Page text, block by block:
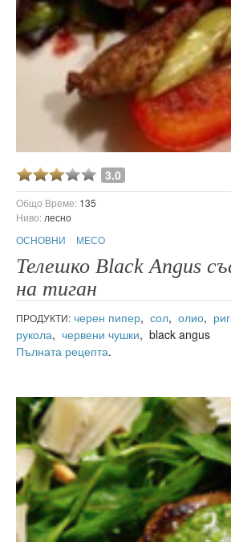
3.0
Общо Време: 135
Ниво: лесно
ОСНОВНИ
МЕСО
Телешко Black Angus
на тиган
ПРОДУКТИ: черен пипер, сол, олио,
рукола, червени чушки, black angus
Пълната рецепта.